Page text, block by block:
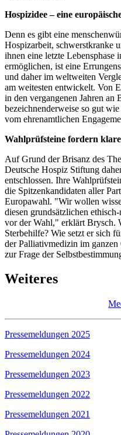
Hospizidee – eine
Denn es gibt eine
Hospizarbeit, schwerstkranke
ihnen eine letzte Lebensphase
ermöglichen, ist eine
und daher im weltweiten
am weitesten entwickelt. Von
in den vergangenen Jahren an
bezeichnenderweise so gut
vom ehrenamtlichen
Wahlprüfsteine fordern
Auf Grund der Brisanz des
Deutsche Hospiz Stiftung
entschlossen. Ihre
die Spitzenkandidaten aller
Europawahl. "Wir wollen
diesen grundsätzlichen
vor der Wahl," erklärt Brysch.
Sterbehilfe? Wie setzt er sich
der Palliativmedizin im ganzen
zur Frage der
Weiteres
Pressemeldungen 2025
Pressemeldungen 2024
Pressemeldungen 2023
Pressemeldungen 2022
Pressemeldungen 2021